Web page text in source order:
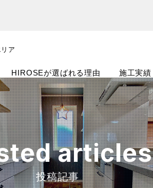
ア
HIROSEが選ばれる理由 施工実績
articles
投稿記事